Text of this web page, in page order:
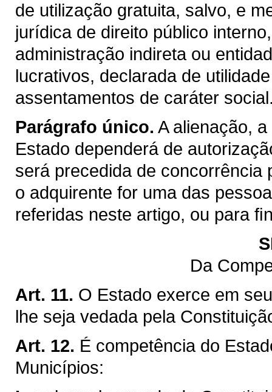
de utilização gratuita, salvo, e
jurídica de direito público
administração indireta ou
lucrativos, declarada de
assentamentos de caráter
Parágrafo único. A alienação,
Estado dependerá de
será precedida de concorrência
o adquirente for uma das
referidas neste artigo, ou para
Da
Art. 11. O Estado exerce em
lhe seja vedada pela
Art. 12. É competência do
Municípios: